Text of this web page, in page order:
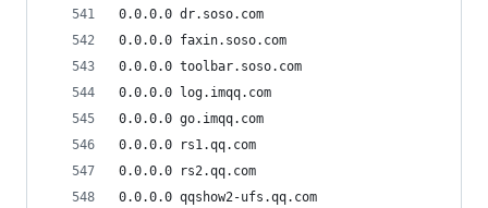
0.0.0.0 dr.soso.com
0.0.0.0 faxin.soso.com
0.0.0.0 toolbar.soso.com
0.0.0.0 log.imqq.com
0.0.0.0 go.imqq.com
0.0.0.0 rs1.qq.com
0.0.0.0 rs2.qq.com
0.0.0.0 qqshow2-ufs.qq.com